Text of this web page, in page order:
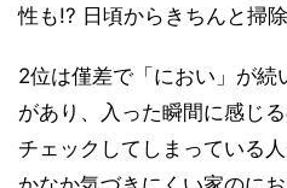
性も!? 日頃からきちんと掃
2位は僅差で「におい」が続
があり、入った瞬間に感じ
チェックしてしまっている